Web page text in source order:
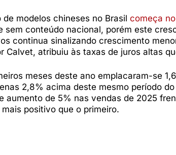
modelos chineses no Brasil começa
sem conteúdo nacional, porém este
continua sinalizando crescimento
Calvet, atribuiu às taxas de juros altas
meses deste ano emplacaram-se
2,8% acima deste mesmo período
aumento de 5% nas vendas de 2025
positivo que o primeiro.